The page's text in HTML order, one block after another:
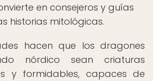
en consejeros y guías
historias mitológicas.
hacen que los dragones
nórdico sean criaturas
y formidables, capaces de